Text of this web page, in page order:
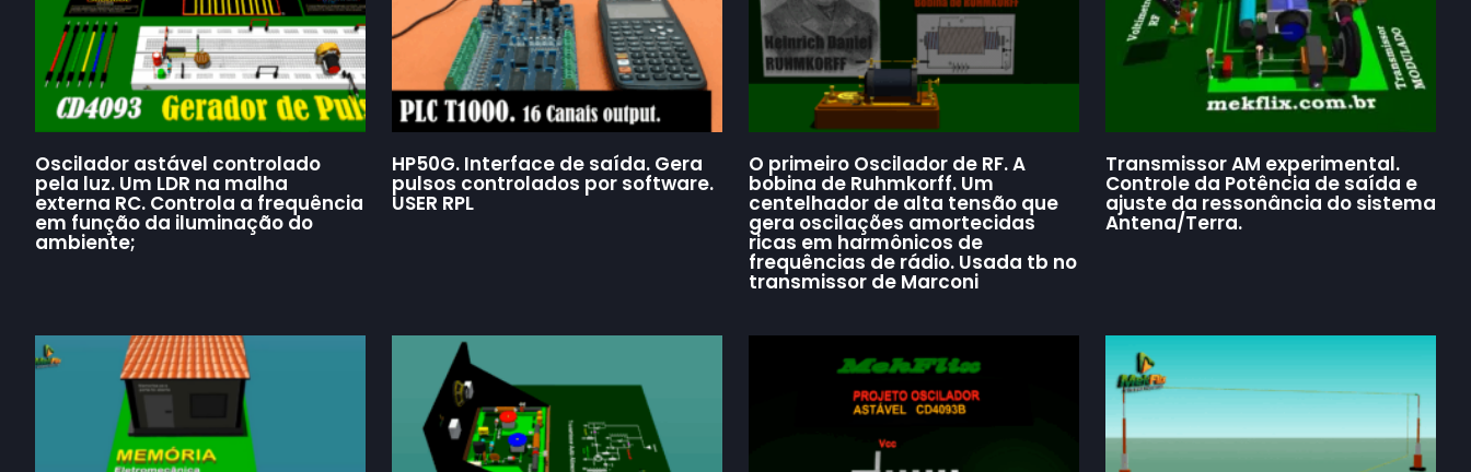
Oscilador astável controlado
pela luz. Um LDR na malha
externa RC. Controla a frequência
em função da iluminação do
ambiente;
HP50G. Interface de saída. Gera
pulsos controlados por software.
USER RPL
O primeiro Oscilador de RF. A
bobina de Ruhmkorff. Um
centelhador de alta tensão que
gera oscilações amortecidas
ricas em harmônicos de
frequências de rádio. Usada tb no
transmissor de Marconi
Transmissor AM experimental.
Controle da Potência de saída e
ajuste da ressonância do sistema
Antena/Terra.